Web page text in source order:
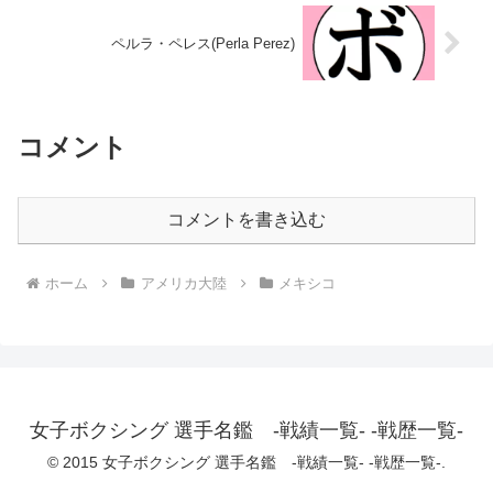
ペルラ・ペレス(Perla Perez)
コメント
コメントを書き込む
ホーム アメリカ大陸 メキシコ
女子ボクシング 選手名鑑 -戦績一覧- -戦歴一覧-
© 2015 女子ボクシング 選手名鑑 -戦績一覧- -戦歴一覧-.